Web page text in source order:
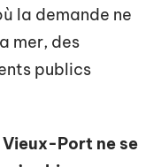
la demande ne
mer, des
publics
Port ne se